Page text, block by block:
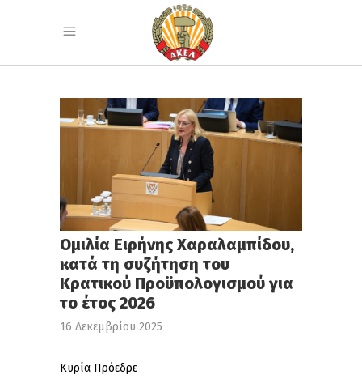
Ομιλία Ειρήνης Χαραλαμπίδου,
κατά τη συζήτηση του
Κρατικού Προϋπολογισμού για
το έτος 2026
16 Δεκεμβρίου 2025
Κυρία Πρόεδρε